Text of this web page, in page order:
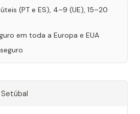
(PT e ES), 4–9 (UE), 15–20
em toda a Europa e EUA
Setúbal